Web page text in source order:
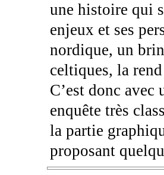
une histoire qui
enjeux et ses
nordique, un
celtiques, la
C’est donc
enquête très
la partie
proposant